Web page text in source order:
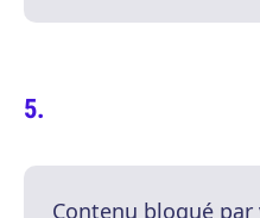
Contenu bloqué